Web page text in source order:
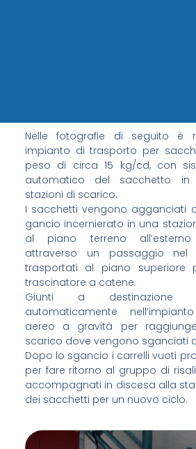
Nelle fotografie di seguito è
impianto di trasporto per
peso di circa 15 kg/cd, con
automatico del sacchetto in
stazioni di scarico.
I sacchetti vengono agganciati
gancio incernierato in una
al piano terreno all’esterno
attraverso un passaggio nel
trasportati al piano superiore
trascinatore a catene.
Giunti a destinazione
automaticamente
aereo a gravità per
scarico dove vengono sganciati
Dopo lo sgancio i carrelli vuoti
per fare ritorno al gruppo di
accompagnati in discesa alla
dei sacchetti per un nuovo ciclo.